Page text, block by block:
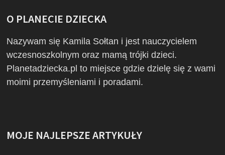
O PLANECIE DZIECKA
Nazywam się Kamila Sołtan i jest nauczycielem
wczesnoszkolnym oraz mamą trójki dzieci.
Planetadziecka.pl to miejsce gdzie dzielę się z wami
moimi przemyśleniami i poradami.
MOJE NAJLEPSZE ARTYKUŁY